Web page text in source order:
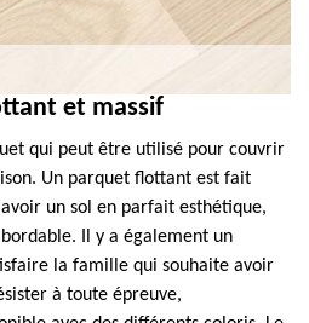
et massif
qui peut être utilisé pour couvrir
Un parquet flottant est fait
un sol en parfait esthétique,
Il y a également un
la famille qui souhaite avoir
à toute épreuve,